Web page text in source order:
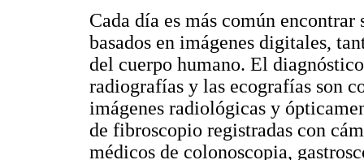
Cada día es más común
basados en imágenes digitales,
del cuerpo humano. El
radiografías y las ecografías son
imágenes radiológicas y
de fibroscopio registradas con
médicos de colonoscopia,